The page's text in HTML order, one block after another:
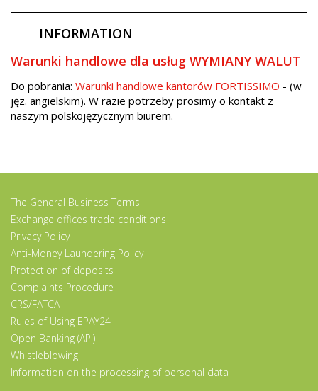
INFORMATION
Warunki handlowe dla usług WYMIANY WALUT
Do pobrania: Warunki handlowe kantorów FORTISSIMO - (w
jęz. angielskim). W razie potrzeby prosimy o kontakt z
naszym polskojęzycznym biurem.
The General Business Terms
Exchange offices trade conditions
Privacy Policy
Anti-Money Laundering Policy
Protection of deposits
Complaints Procedure
CRS/FATCA
Rules of Using EPAY24
Open Banking (API)
Whistleblowing
Information on the processing of personal data